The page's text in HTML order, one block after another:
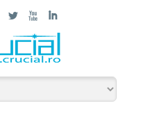
L X I